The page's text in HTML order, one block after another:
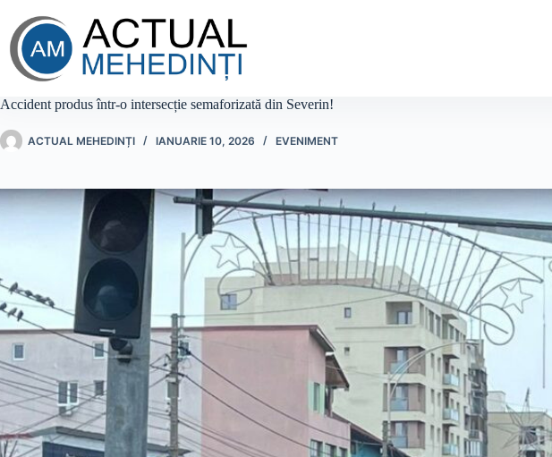
conținut
Accident produs într-o intersecție semaforizată din Severin!
ACTUAL MEHEDINȚI IANUARIE 10, 2026 EVENIMENT